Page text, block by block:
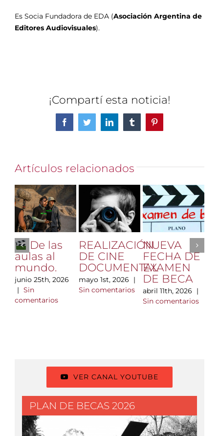
Es Socia Fundadora de EDA (Asociación Argentina de
Editores Audiovisuales).
¡Compartí esta noticia!
FacebookTwitterLinkedInTumblrPinterest
Artículos relacionados
De las
aulas al
mundo.
junio 25th, 2026
| Sin
comentarios
REALIZACIÓN
DE CINE
DOCUMENTAL
mayo 1st, 2026
|
Sin comentarios
NUEVA
FECHA DE
EXAMEN
DE BECA
abril 11th, 2026
|
Sin comentarios
VER CANAL YOUTUBE
PLAN DE BECAS 2026